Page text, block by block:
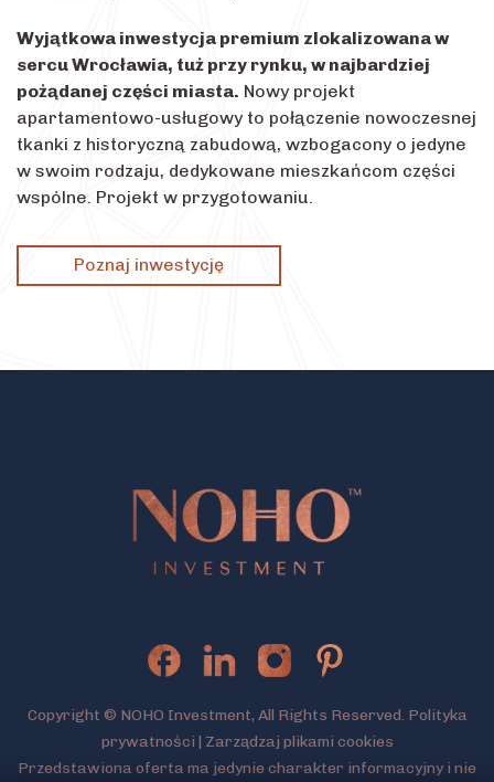
Wyjątkowa inwestycja premium zlokalizowana w
sercu Wrocławia, tuż przy rynku, w najbardziej
pożądanej części miasta. Nowy projekt
apartamentowo-usługowy to połączenie nowoczesnej
tkanki z historyczną zabudową, wzbogacony o jedyne
w swoim rodzaju, dedykowane mieszkańcom części
wspólne. Projekt w przygotowaniu.
Poznaj inwestycję
Copyright © NOHO Investment, All Rights Reserved. Polityka
prywatności | Zarządzaj plikami cookies
Przedstawiona oferta ma jedynie charakter informacyjny i nie